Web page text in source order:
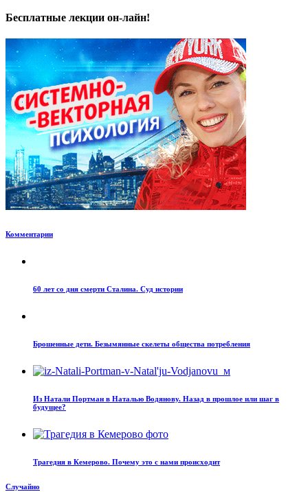
Бесплатные лекции он-лайн!
Комментарии
60 лет со дня смерти Сталина. Суд истории
Брошенные дети. Безымянные скелеты общества потребления
Из Натали Портман в Наталью Водянову. Назад в прошлое или шаг в
будущее?
Трагедия в Кемерово. Почему это с нами происходит
Случайно